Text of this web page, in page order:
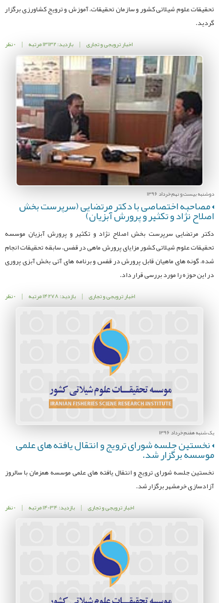
تحقیقات علوم شیلاتی کشور و سازمان تحقیقات، آموزش و ترویج کشاورزی برگزار
گردید.
اخبار ترویجی و تجاری | بازدید: 13132 مرتبه | 0 نظر
دوشنبه بیست و نهم خرداد 1396
مصاحبه اختصاصی با دکتر مرتضایی (سرپرست بخش
اصلاح نژاد و تکثیر و پرورش آبزیان)
دکتر مرتضایی سرپرست بخش اصلاح نژاد و تکثیر و پرورش آبزیان موسسه
تحقیقات علوم شیلاتی کشور مزایای پرورش ماهی در قفس، سابقه تحقیقات انجام
شده، گونه های ماهیان قابل پرورش در قفس و برنامه های آتی بخش آبزی پروری
در این حوزه را مورد بررسی قرار داد.
اخبار ترویجی و تجاری | بازدید: 14278 مرتبه | 0 نظر
یک شنبه هفنم خرداد 1396
نخستین جلسه شورای ترویج و انتقال یافته های علمی
موسسه برگزار شد.
نخستین جلسه شورای ترویج و انتقال یافته های علمی موسسه همزمان با سالروز
آزادسازی خرمشهر برگزار شد.
اخبار ترویجی و تجاری | بازدید: 14034 مرتبه | 0 نظر